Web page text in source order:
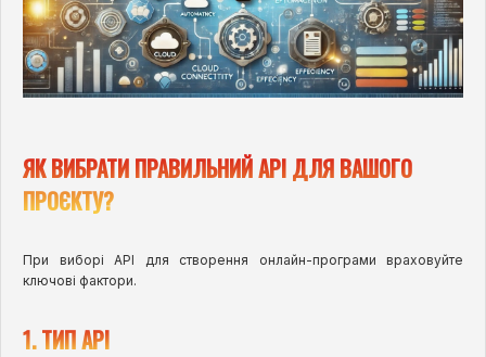
ЯК ВИБРАТИ ПРАВИЛЬНИЙ API ДЛЯ ВАШОГО
ПРОЄКТУ?
При виборі API для створення онлайн-програми враховуйте
ключові фактори.
1. ТИП API